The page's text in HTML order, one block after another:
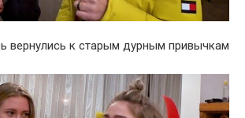
вернулись к старым дурным привычкам